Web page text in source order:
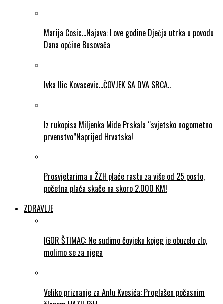
Marija Cosic…Najava: I ove godine Dječja utrka u povodu
Dana općine Busovača!
Ivka Ilic Kovacevic…ČOVJEK SA DVA SRCA..
Iz rukopisa Miljenka Mide Prskala “svjetsko nogometno
prvenstvo”Naprijed Hrvatska!
Prosvjetarima u ŽZH plaće rastu za više od 25 posto,
početna plaća skače na skoro 2.000 KM!
ZDRAVLJE
IGOR ŠTIMAC: Ne sudimo čovjeku kojeg je obuzelo zlo,
molimo se za njega
Veliko priznanje za Antu Kvesića: Proglašen počasnim